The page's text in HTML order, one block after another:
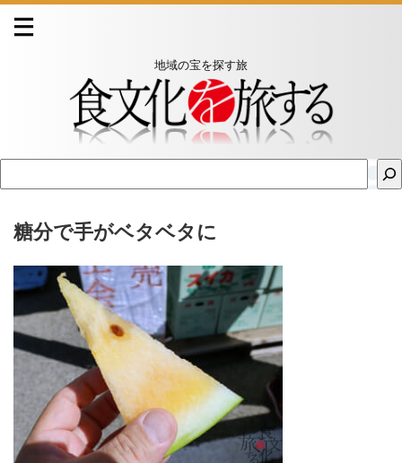
地域の宝を探す旅
糖分で手がベタベタに